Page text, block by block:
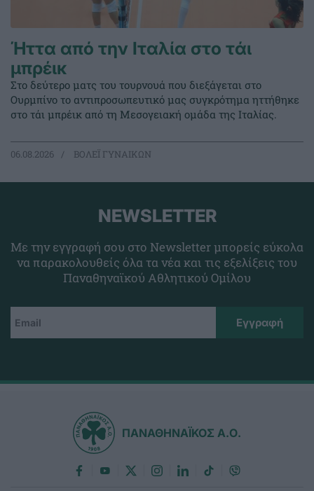
Ήττα από την Ιταλία στο τάι
μπρέικ
Στο δεύτερο ματς του τουρνουά που διεξάγεται στο
Ουρμπίνο το αντιπροσωπευτικό μας συγκρότημα ηττήθηκε
στο τάι μπρέικ από τη Μεσογειακή ομάδα της Ιταλίας.
06.08.2026 ΒΟΛΕΪ ΓΥΝΑΙΚΩΝ
NEWSLETTER
Με την εγγραφή σου στο Newsletter μπορείς εύκολα
να παρακολουθείς όλα τα νέα και τις εξελίξεις του
Παναθηναϊκού Αθλητικού Ομίλου
ΠΑΝΑΘΗΝΑΪΚΟΣ Α.Ο.